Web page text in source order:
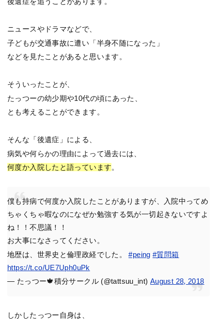
ニュースやドラマなどで、
子どもが交通事故に遭い「半身不随になった」
などを見たことがあると思います。
そういったことが、
たっつーの幼少期や10代の頃にあった、
とも考えることができます。
そんな「後遺症」による、
病気や何らかの理由によって過去には、
何度か入院したと語っています。
僕も持病で何度か入院したことがありますが、入院中ってめ
ちゃくちゃ暇なのになぜか勉強する気が一切起きないですよ
ね！！不思議！！
お大事になさってください。
地歴は、世界史と倫理政経でした。#peing #質問箱
https://t.co/UE7Uph0uPk
— たっつー🍁積分サークル (@tattsuu_int) August 28, 2018
しかしたっつー自身は、